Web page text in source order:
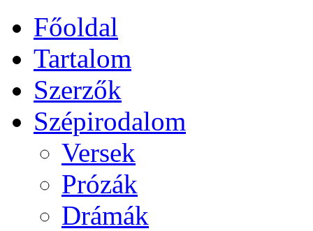
Főoldal
Tartalom
Szerzők
Szépirodalom
Versek
Prózák
Drámák